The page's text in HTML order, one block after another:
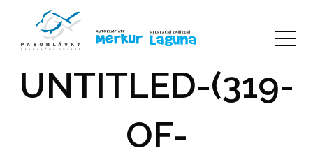
UNTITLED-(319-
OF-